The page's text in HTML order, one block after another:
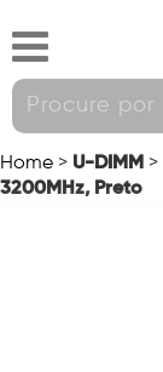
Home > U-DIMM >
3200MHz, Preto